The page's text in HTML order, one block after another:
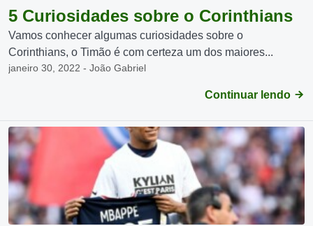
5 Curiosidades sobre o Corinthians
Vamos conhecer algumas curiosidades sobre o
Corinthians, o Timão é com certeza um dos maiores...
janeiro 30, 2022 - João Gabriel
Continuar lendo